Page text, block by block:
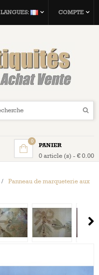
COMPTE
LANGUES:
PANIER
0 article (s) - € 0.00
0
>
Panneau de marqueterie aux